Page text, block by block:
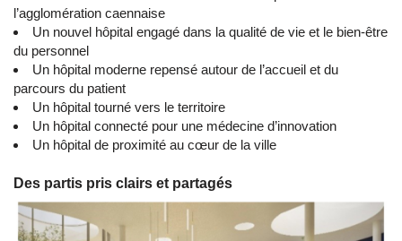
l’agglomération caennaise
Un nouvel hôpital engagé dans la qualité de vie et le bien-être
du personnel
Un hôpital moderne repensé autour de l’accueil et du
parcours du patient
Un hôpital tourné vers le territoire
Un hôpital connecté pour une médecine d’innovation
Un hôpital de proximité au cœur de la ville
Des partis pris clairs et partagés